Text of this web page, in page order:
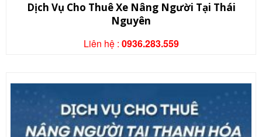
Dịch Vụ Cho Thuê Xe Nâng Người Tại Thái
Nguyên
Liên hệ : 0936.283.559